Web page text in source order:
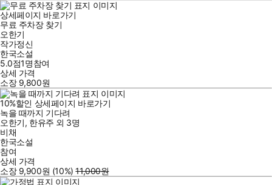
상세페이지 바로가기
무료 주차장 찾기
오한기
작가정신
한국소설
5.0점1명참여
상세 가격
소장 9,800원
10%할인 상세페이지 바로가기
녹을 때까지 기다려
오한기, 한유주 외 3명
비채
한국소설
참여
상세 가격
소장 9,900원 (10%) 11,000원